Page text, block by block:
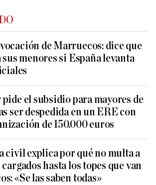
de Marruecos: dice que
menores si España levanta
pide el subsidio para mayores de
ser despedida en un ERE con
de 150.000 euros
civil explica por qué no multa a
hasta los topes que van
«Se las saben todas»